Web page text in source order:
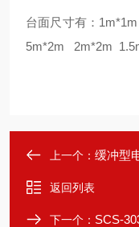
台面尺寸有：
5m*2m 2m*2m
上一个： 缓冲型
返回列表
下一个： SCS-